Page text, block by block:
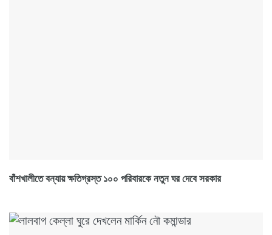
বাঁশখালীতে বন্যায় ক্ষতিগ্রস্ত ১০০ পরিবারকে নতুন ঘর দেবে সরকার